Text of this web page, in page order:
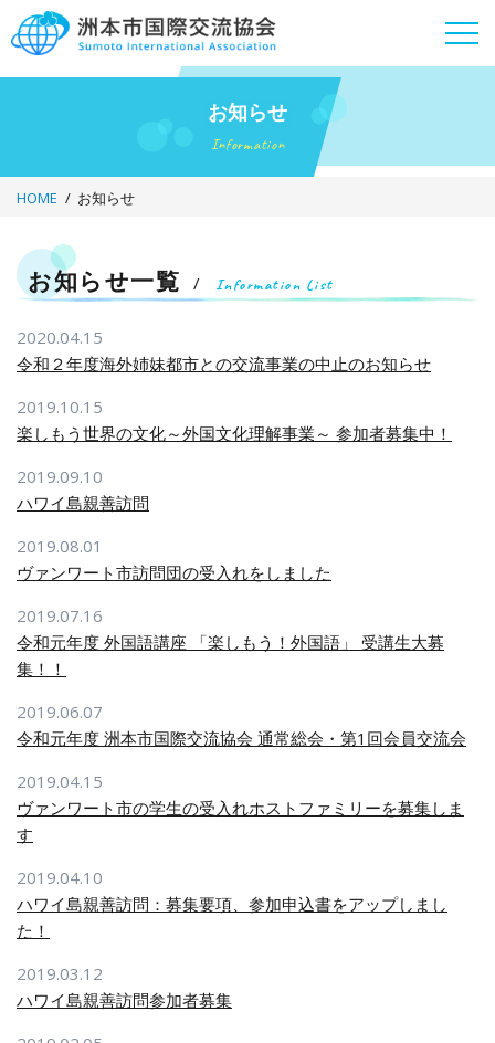
Skip
to
お知らせ
Information
HOME お知らせ
お知らせ一覧 Information List
2020.04.15
令和２年度海外姉妹都市との交流事業の中止のお知らせ
2019.10.15
楽しもう世界の文化～外国文化理解事業～ 参加者募集中！
2019.09.10
ハワイ島親善訪問
2019.08.01
ヴァンワート市訪問団の受入れをしました
2019.07.16
令和元年度 外国語講座 「楽しもう！外国語」 受講生大募
集！！
2019.06.07
令和元年度 洲本市国際交流協会 通常総会・第1回会員交流会
2019.04.15
ヴァンワート市の学生の受入れホストファミリーを募集しま
す
2019.04.10
ハワイ島親善訪問：募集要項、参加申込書をアップしまし
た！
2019.03.12
ハワイ島親善訪問参加者募集